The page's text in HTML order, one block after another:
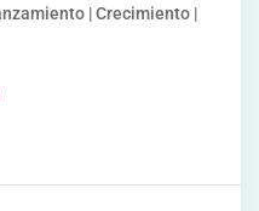
| Crecimiento |